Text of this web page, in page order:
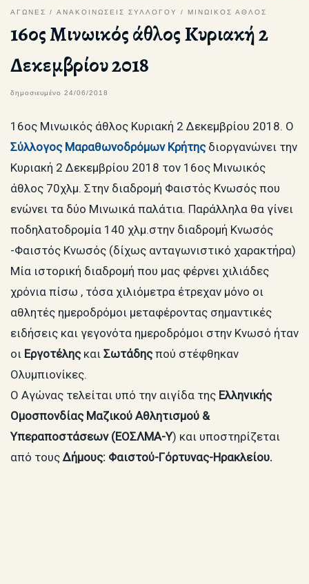
ΑΓΩΝΕΣ ΑΝΑΚΟΙΝΩΣΕΙΣ ΣΥΛΛΟΓΟΥ ΜΙΝΩΙΚΟΣ ΑΘΛΟΣ
16ος Μινωικός άθλος Κυριακή 2
Δεκεμβρίου 2018
δημοσιευμένο 24/06/2018
16ος Μινωικός άθλος Κυριακή 2 Δεκεμβρίου 2018. O
Σύλλογος Μαραθωνοδρόμων Κρήτηςδιοργανώνει την
Κυριακή 2 Δεκεμβρίου 2018 τον 16ος Μινωικός
άθλος 70χλμ. Στην διαδρομή Φαιστός Κνωσός που
ενώνει τα δύο Μινωικά παλάτια. Παράλληλα θα γίνει
ποδηλατοδρομία 140 χλμ.στην διαδρομή Κνωσός
-Φαιστός Κνωσός (δίχως ανταγωνιστικό χαρακτήρα)
Μία ιστορική διαδρομή που μας φέρνει χιλιάδες
χρόνια πίσω , τόσα χιλιόμετρα έτρεχαν μόνο οι
αθλητές ημεροδρόμοι μεταφέροντας σημαντικές
ειδήσεις και γεγονότα ημεροδρόμοι στην Κνωσό ήταν
οι Εργοτέλης και Σωτάδηςπού στέφθηκαν
Ολυμπιονίκες.
O Αγώνας τελείται υπό την αιγίδα της Ελληνικής
Ομοσπονδίας Μαζικού Αθλητισμού &
Υπεραποστάσεων (ΕΟΣΛΜΑ-Υ) και υποστηρίζεται
από τουςΔήμους: Φαιστού-Γόρτυνας-Ηρακλείου.